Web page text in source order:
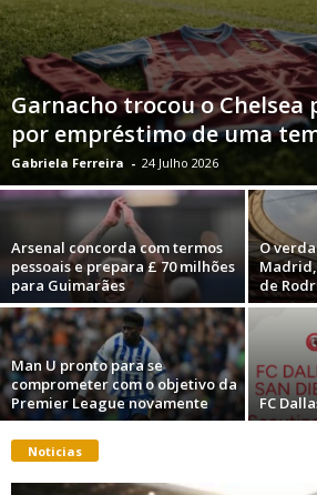
Garnacho trocou o Chelsea
por empréstimo de uma
Gabriela Ferreira - 24 Julho 2026
Arsenal concorda com termos
pessoais e prepara £ 70 milhões
para Guimarães
O
de
Man U pronto para se
comprometer com o objetivo da
Premier League novamente
FC
Noticias